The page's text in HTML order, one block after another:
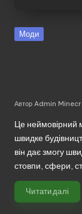
Моди
Опубліковано
Автор Admin
Це неймовірний
швидке
він дає змогу
стовпи, сфери,
Читати далі